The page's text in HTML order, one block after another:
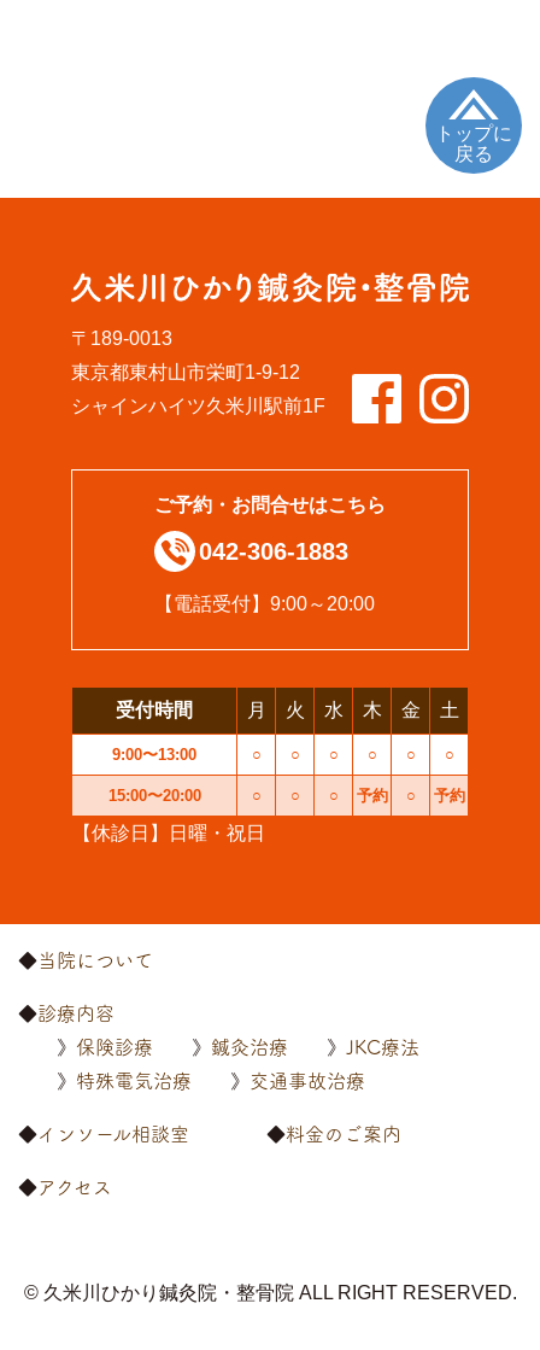
トップに
戻る
〒189-0013
東京都東村山市栄町1-9-12
シャインハイツ久米川駅前1F
ご予約・お問合せはこちら
042-306-1883
【電話受付】9:00～20:00
受付時間 月 火 水 木 金 土
9:00〜13:00 ○ ○ ○ ○ ○ ○
15:00〜20:00 ○ ○ ○ 予約 ○ 予約
【休診日】日曜・祝日
当院について
診療内容
保険診療
鍼灸治療
JKC療法
特殊電気治療
交通事故治療
インソール相談室 料金のご案内
アクセス
© 久米川ひかり鍼灸院・整骨院ALL RIGHT RESERVED.